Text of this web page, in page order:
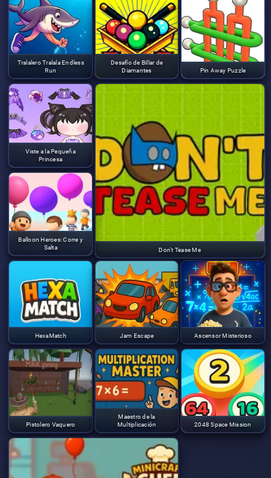
Tralalero Tralala Endless
Run
Desafío de Billar de
Diamantes
Pin Away Puzzle
Viste a la Pequeña
Princesa
Don't Tease Me
Balloon Heroes: Corre y
Salta
HexaMatch Jam Escape Ascensor Misterioso
Pistolero Vaquero
Maestro de la
Multiplicación
2048 Space Mission